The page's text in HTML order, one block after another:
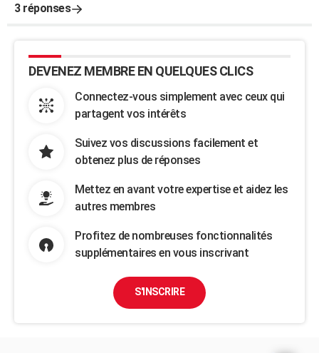
3 réponses
DEVENEZ MEMBRE EN QUELQUES CLICS
Connectez-vous simplement avec ceux qui
partagent vos intérêts
Suivez vos discussions facilement et
obtenez plus de réponses
Mettez en avant votre expertise et aidez les
autres membres
Profitez de nombreuses fonctionnalités
supplémentaires en vous inscrivant
S'INSCRIRE